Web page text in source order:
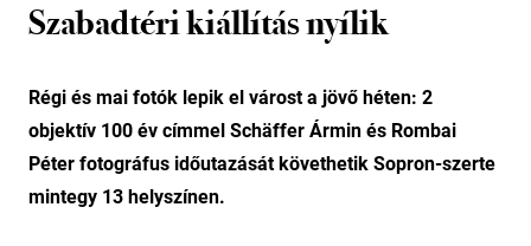
Szabadtéri kiállítás nyílik
Régi és mai fotók lepik el várost a jövő héten: 2
objektív 100 év címmel Schäffer Ármin és Rombai
Péter fotográfus időutazását követhetik Sopron-szerte
mintegy 13 helyszínen.